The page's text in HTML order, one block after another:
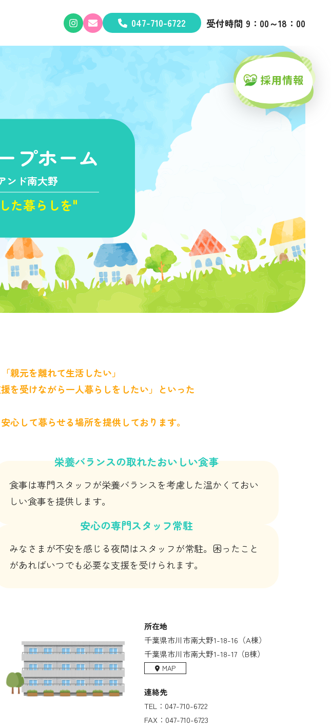
047-710-6722 受付時間 9：00～18：00
プホーム
ンド南大野
た暮らしを"
親元を離れて生活したい」
を受けながら一人暮らしをしたい」といった
心して暮らせる場所を提供しております。
栄養バランスの取れたおいしい食事
食事は専門スタッフが栄養バランスを考慮した温かくておい
しい食事を提供します。
安心の専門スタッフ常駐
みなさまが不安を感じる夜間はスタッフが常駐。困ったこと
があればいつでも必要な支援を受けられます。
所在地
千葉県市川市南大野1-18-16（A棟）
千葉県市川市南大野1-18-17（B棟）
MAP
連絡先
TEL：047-710-6722
FAX：047-710-6723